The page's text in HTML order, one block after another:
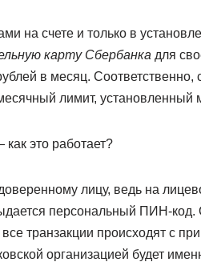
на счете и только в
карту Сбербанка для
в месяц. Соответственно,
лимит, установленный
это работает?
лицу, ведь на
персональный ПИН-
транзакции происходят с
организацией будет